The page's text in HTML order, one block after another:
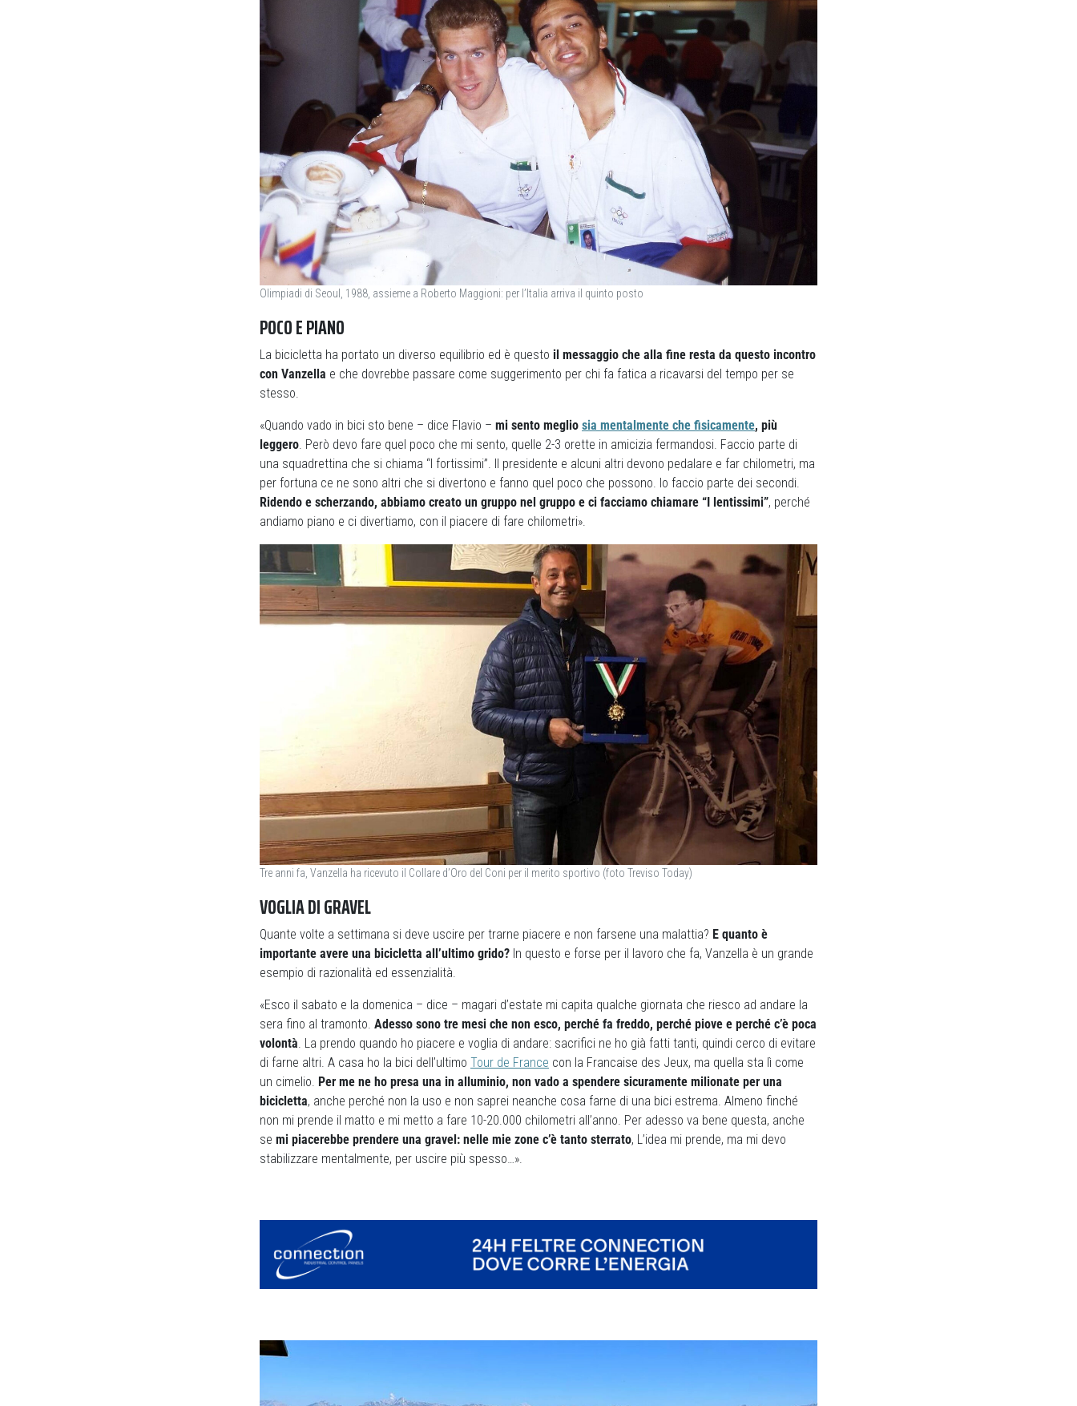
Olimpiadi di Seoul, 1988, assieme a Roberto Maggioni: per l’Italia arriva il quinto posto
POCO E PIANO
La bicicletta ha portato un diverso equilibrio ed è questo il messaggio che alla fine resta da questo incontro
con Vanzella e che dovrebbe passare come suggerimento per chi fa fatica a ricavarsi del tempo per se
stesso.
«Quando vado in bici sto bene – dice Flavio – mi sento meglio sia mentalmente che fisicamente, più
leggero. Però devo fare quel poco che mi sento, quelle 2-3 orette in amicizia fermandosi. Faccio parte di
una squadrettina che si chiama “I fortissimi”. Il presidente e alcuni altri devono pedalare e far chilometri, ma
per fortuna ce ne sono altri che si divertono e fanno quel poco che possono. Io faccio parte dei secondi.
Ridendo e scherzando, abbiamo creato un gruppo nel gruppo e ci facciamo chiamare “I lentissimi”, perché
andiamo piano e ci divertiamo, con il piacere di fare chilometri».
Tre anni fa, Vanzella ha ricevuto il Collare d’Oro del Coni per il merito sportivo (foto Treviso Today)
VOGLIA DI GRAVEL
Quante volte a settimana si deve uscire per trarne piacere e non farsene una malattia? E quanto è
importante avere una bicicletta all’ultimo grido? In questo e forse per il lavoro che fa, Vanzella è un grande
esempio di razionalità ed essenzialità.
«Esco il sabato e la domenica – dice – magari d’estate mi capita qualche giornata che riesco ad andare la
sera fino al tramonto. Adesso sono tre mesi che non esco, perché fa freddo, perché piove e perché c’è poca
volontà. La prendo quando ho piacere e voglia di andare: sacrifici ne ho già fatti tanti, quindi cerco di evitare
di farne altri. A casa ho la bici dell’ultimo Tour de France con la Francaise des Jeux, ma quella sta lì come
un cimelio. Per me ne ho presa una in alluminio, non vado a spendere sicuramente milionate per una
bicicletta, anche perché non la uso e non saprei neanche cosa farne di una bici estrema. Almeno finché
non mi prende il matto e mi metto a fare 10-20.000 chilometri all’anno. Per adesso va bene questa, anche
se mi piacerebbe prendere una gravel: nelle mie zone c’è tanto sterrato, L’idea mi prende, ma mi devo
stabilizzare mentalmente, per uscire più spesso…».